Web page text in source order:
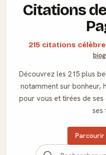
Citations
215 citations
Découvrez les 215 plus
notamment sur bonheur,
pour vous et tirées de
ses